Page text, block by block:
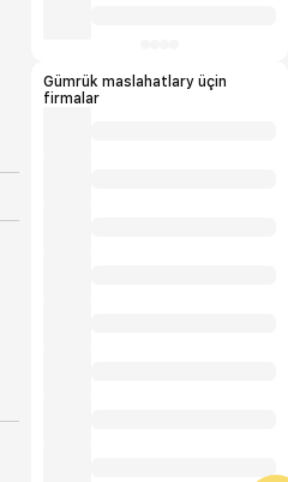
Gümrük maslahatlary üçin
firmalar